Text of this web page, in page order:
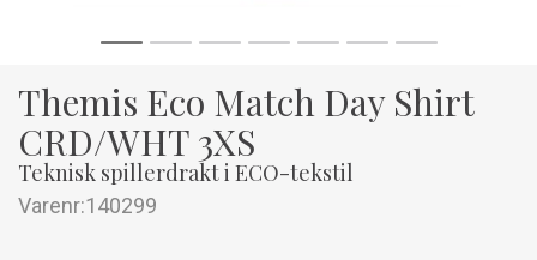
Themis Eco Match Day Shirt
CRD/WHT 3XS
Teknisk spillerdrakt i ECO-tekstil
Varenr:140299